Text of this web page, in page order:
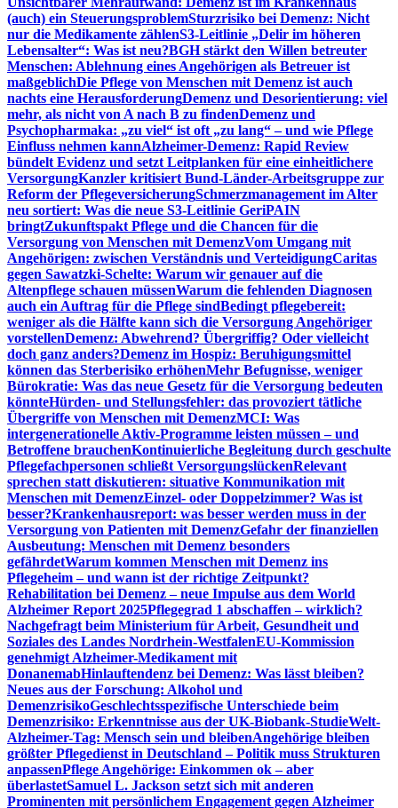
(auch) ein SteuerungsproblemSturzrisiko bei Demenz: Nicht
nur die Medikamente zählenS3-Leitlinie „Delir im höheren
Lebensalter“: Was ist neu?BGH stärkt den Willen betreuter
Menschen: Ablehnung eines Angehörigen als Betreuer ist
maßgeblichDie Pflege von Menschen mit Demenz ist auch
nachts eine HerausforderungDemenz und Desorientierung: viel
mehr, als nicht von A nach B zu findenDemenz und
Psychopharmaka: „zu viel“ ist oft „zu lang“ – und wie Pflege
Einfluss nehmen kannAlzheimer-Demenz: Rapid Review
bündelt Evidenz und setzt Leitplanken für eine einheitlichere
VersorgungKanzler kritisiert Bund-Länder-Arbeitsgruppe zur
Reform der PflegeversicherungSchmerzmanagement im Alter
neu sortiert: Was die neue S3-Leitlinie GeriPAIN
bringtZukunftspakt Pflege und die Chancen für die
Versorgung von Menschen mit DemenzVom Umgang mit
Angehörigen: zwischen Verständnis und VerteidigungCaritas
gegen Sawatzki-Schelte: Warum wir genauer auf die
Altenpflege schauen müssenWarum die fehlenden Diagnosen
auch ein Auftrag für die Pflege sindBedingt pflegebereit:
weniger als die Hälfte kann sich die Versorgung Angehöriger
vorstellenDemenz: Abwehrend? Übergriffig? Oder vielleicht
doch ganz anders?Demenz im Hospiz: Beruhigungsmittel
können das Sterberisiko erhöhenMehr Befugnisse, weniger
Bürokratie: Was das neue Gesetz für die Versorgung bedeuten
könnteHürden- und Stellungsfehler: das provoziert tätliche
Übergriffe von Menschen mit DemenzMCI: Was
intergenerationelle Aktiv-Programme leisten müssen – und
Betroffene brauchenKontinuierliche Begleitung durch geschulte
Pflegefachpersonen schließt VersorgungslückenRelevant
sprechen statt diskutieren: situative Kommunikation mit
Menschen mit DemenzEinzel- oder Doppelzimmer? Was ist
besser?Krankenhausreport: was besser werden muss in der
Versorgung von Patienten mit DemenzGefahr der finanziellen
Ausbeutung: Menschen mit Demenz besonders
gefährdetWarum kommen Menschen mit Demenz ins
Pflegeheim – und wann ist der richtige Zeitpunkt?
Rehabilitation bei Demenz – neue Impulse aus dem World
Alzheimer Report 2025Pflegegrad 1 abschaffen – wirklich?
Nachgefragt beim Ministerium für Arbeit, Gesundheit und
Soziales des Landes Nordrhein-WestfalenEU-Kommission
genehmigt Alzheimer-Medikament mit
DonanemabHinlauftendenz bei Demenz: Was lässt bleiben?
Neues aus der Forschung: Alkohol und
DemenzrisikoGeschlechtsspezifische Unterschiede beim
Demenzrisiko: Erkenntnisse aus der UK-Biobank-StudieWelt-
Alzheimer-Tag: Mensch sein und bleibenAngehörige bleiben
größter Pflegedienst in Deutschland – Politik muss Strukturen
anpassenPflege Angehörige: Einkommen ok – aber
überlastetSamuel L. Jackson setzt sich mit anderen
Prominenten mit persönlichem Engagement gegen Alzheimer